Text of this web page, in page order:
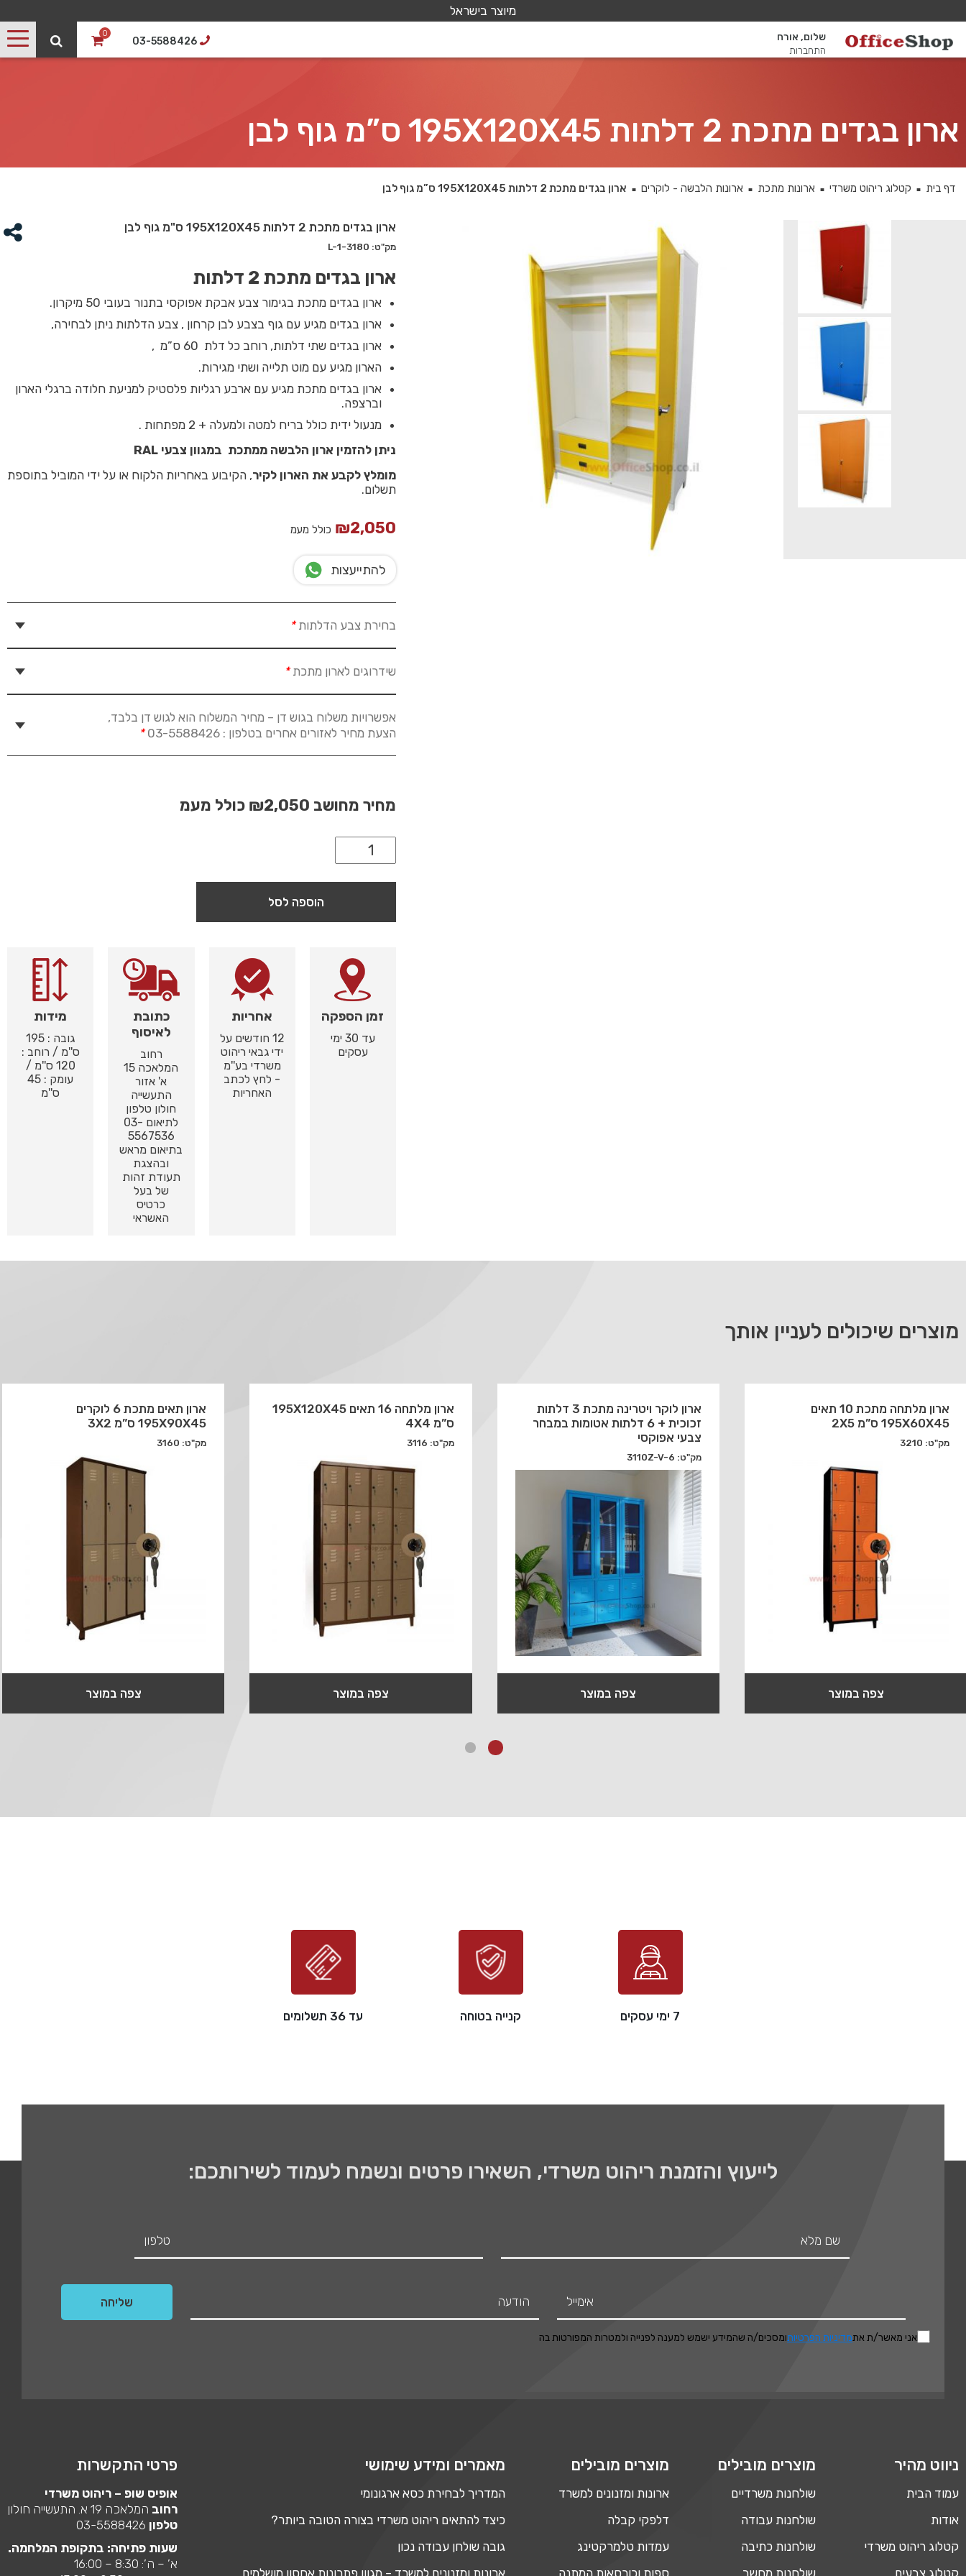
מיוצר בישראל
שלום, אורח
התחברות
03-5588426
0
ארון בגדים מתכת 2 דלתות 195X120X45 ס”מ גוף לבן
דף בית ■ קטלוג ריהוט משרדי ■ ארונות מתכת ■ ארונות הלבשה - לוקרים ■ ארון בגדים מתכת 2 דלתות 195X120X45 ס”מ גוף לבן
ארון בגדים מתכת 2 דלתות 195X120X45 ס"מ גוף לבן
מק"ט: 3180-L-1
ארון בגדים מתכת 2 דלתות
ארון בגדים מתכת בגימור צבע אבקת אפוקסי בתנור בעובי 50 מיקרון.
ארון בגדים מגיע עם גוף בצבע לבן קרחון , צבע הדלתות ניתן לבחירה,
ארון בגדים שתי דלתות, רוחב כל דלת 60 ס”מ ,
הארון מגיע עם מוט תלייה ושתי מגירות.
ארון בגדים מתכת מגיע עם ארבע רגליות פלסטיק למניעת חלודה ברגלי הארון
וברצפה.
מנעול ידית כולל בריח למטה ולמעלה + 2 מפתחות .
ניתן להזמין ארון הלבשה ממתכת במגוון צבעי RAL
מומלץ לקבע את הארון לקיר, הקיבוע באחריות הלקוח או על ידי המוביל בתוספת
תשלום.
₪2,050 כולל מעמ
להתייעצות
בחירת צבע הדלתות*
שידרוגים לארון מתכת*
אפשרויות משלוח בגוש דן – מחיר המשלוח הוא לגוש דן בלבד,
הצעת מחיר לאזורים אחרים בטלפון : 03-5588426
*
מחיר מחושב ₪2,050 כולל מעמ
הוספה לסל
זמן הספקה
עד 30 ימי
עסקים
אחריות
12 חודשים על
ידי גבאי ריהוט
משרדי בע''מ
- לחץ לכתב
האחריות
כתובת
לאיסוף
רחוב
המלאכה 15
א' אזור
התעשייה
חולון טלפון
לתיאום 03-
5567536
בתיאום מראש
ובהצגת
תעודת זהות
של בעל
כרטיס
האשראי
מידות
גובה : 195
ס''מ / רוחב :
120 ס''מ /
עומק : 45
ס''מ
מוצרים שיכולים לעניין אותך
ארון מלתחה מתכת 10 תאים
195X60X45 ס”מ 2X5
מק"ט: 3210
צפה במוצר
ארון לוקר ויטרינה מתכת 3 דלתות
זכוכית + 6 דלתות אטומות במבחר
צבעי אפוקסי
מק"ט: 3110Z-V-6
צפה במוצר
ארון מלתחה 16 תאים 195X120X45
ס”מ 4X4
מק"ט: 3116
צפה במוצר
ארון תאים מתכת 6 לוקרים
195X90X45 ס”מ 3X2
מק"ט: 3160
צפה במוצר
7 ימי עסקים קנייה בטוחה עד 36 תשלומים
לייעוץ והזמנת ריהוט משרדי, השאירו פרטים ונשמח לעמוד לשירותכם:
אני מאשר/ת אתמדיניות הפרטיותומסכים/ה שהמידע ישמש למענה לפנייה ולמטרות המפורטות בה
ניווט מהיר
עמוד הבית
אודות
קטלוג ריהוט משרדי
קטלוג צבעים
מוצרים מובילים
שולחנות משרדיים
שולחנות עבודה
שולחנות כתיבה
שולחנות מחשב
מוצרים מובילים
ארונות ומזנונים למשרד
דלפקי קבלה
עמדות טלמרקטינג
ספות וכורסאות המתנה
מאמרים ומידע שימושי
המדריך לבחירת כסא ארגונומי
כיצד להתאים ריהוט משרדי בצורה הטובה ביותר?
גובה שולחן עבודה נכון
ארונות ומזנונים למשרד – מגוון פתרונות אחסון מושלמים
פרטי התקשרות
אופיס שופ – ריהוט משרדי
רחוב המלאכה 19 א. התעשייה חולון
טלפון 03-5588426
שעות פתיחה: בתקופת המלחמה.
א’ – ה’: 8:30 – 16:00